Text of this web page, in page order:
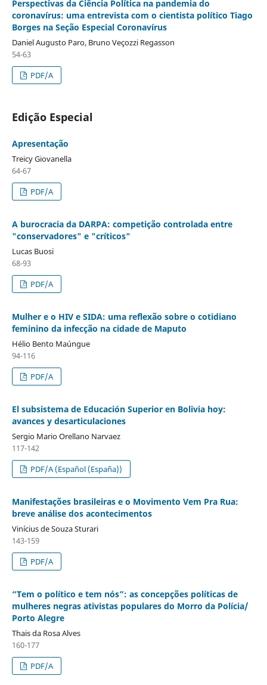
Perspectivas da Ciência Política na pandemia do
coronavírus: uma entrevista com o cientista político Tiago
Borges na Seção Especial Coronavírus
Daniel Augusto Paro, Bruno Veçozzi Regasson
54-63
PDF/A
Edição Especial
Apresentação
Treicy Giovanella
64-67
PDF/A
A burocracia da DARPA: competição controlada entre
"conservadores" e "críticos"
Lucas Buosi
68-93
PDF/A
Mulher e o HIV e SIDA: uma reflexão sobre o cotidiano
feminino da infecção na cidade de Maputo
Hélio Bento Maúngue
94-116
PDF/A
El subsistema de Educación Superior en Bolivia hoy:
avances y desarticulaciones
Sergio Mario Orellano Narvaez
117-142
PDF/A (Español (España))
Manifestações brasileiras e o Movimento Vem Pra Rua:
breve análise dos acontecimentos
Vinícius de Souza Sturari
143-159
PDF/A
“Tem o político e tem nós”: as concepções políticas de
mulheres negras ativistas populares do Morro da Polícia/
Porto Alegre
Thais da Rosa Alves
160-177
PDF/A